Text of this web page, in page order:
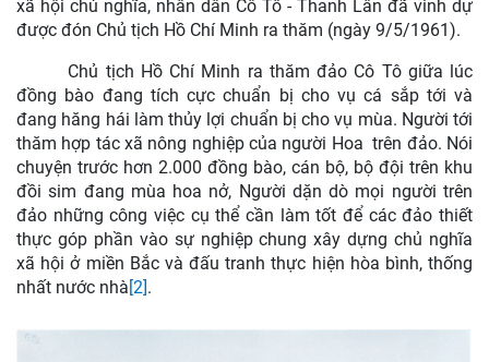
xã hội chủ nghĩa, nhân dân Cô Tô - Thanh Lân đã vinh dự
được đón Chủ tịch Hồ Chí Minh ra thăm (ngày 9/5/1961).
Chủ tịch Hồ Chí Minh ra thăm đảo Cô Tô giữa lúc
đồng bào đang tích cực chuẩn bị cho vụ cá sắp tới và
đang hăng hái làm thủy lợi chuẩn bị cho vụ mùa. Người tới
thăm hợp tác xã nông nghiệp của người Hoa trên đảo. Nói
chuyện trước hơn 2.000 đồng bào, cán bộ, bộ đội trên khu
đồi sim đang mùa hoa nở, Người dặn dò mọi người trên
đảo những công việc cụ thể cần làm tốt để các đảo thiết
thực góp phần vào sự nghiệp chung xây dựng chủ nghĩa
xã hội ở miền Bắc và đấu tranh thực hiện hòa bình, thống
nhất nước nhà[2].